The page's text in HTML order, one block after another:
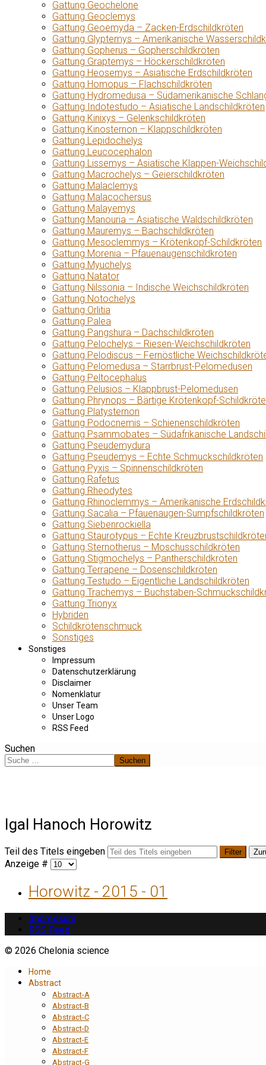
Gattung Geochelone
Gattung Geoclemys
Gattung Geoemyda – Zacken-Erdschildkröten
Gattung Glyptemys – Amerikanische
Gattung Gopherus – Gopherschildkröten
Gattung Graptemys – Höckerschildkröten
Gattung Heosemys – Asiatische Erdschildkröten
Gattung Homopus – Flachschildkröten
Gattung Hydromedusa – Südamerikanische
Gattung Indotestudo – Asiatische Landschildkröten
Gattung Kinixys – Gelenkschildkröten
Gattung Kinosternon – Klappschildkröten
Gattung Lepidochelys
Gattung Leucocephalon
Gattung Lissemys – Asiatische Klappen-
Gattung Macrochelys – Geierschildkröten
Gattung Malaclemys
Gattung Malacochersus
Gattung Malayemys
Gattung Manouria – Asiatische Waldschildkröten
Gattung Mauremys – Bachschildkröten
Gattung Mesoclemmys – Krötenkopf-Schildkröten
Gattung Morenia – Pfauenaugenschildkröten
Gattung Myuchelys
Gattung Natator
Gattung Nilssonia – Indische Weichschildkröten
Gattung Notochelys
Gattung Orlitia
Gattung Palea
Gattung Pangshura – Dachschildkröten
Gattung Pelochelys – Riesen-Weichschildkröten
Gattung Pelodiscus – Fernöstliche
Gattung Pelomedusa – Starrbrust-Pelomedusen
Gattung Peltocephalus
Gattung Pelusios – Klappbrust-Pelomedusen
Gattung Phrynops – Bärtige Krötenkopf-
Gattung Platysternon
Gattung Podocnemis – Schienenschildkröten
Gattung Psammobates – Südafrikanische
Gattung Pseudemydura
Gattung Pseudemys – Echte Schmuckschildkröten
Gattung Pyxis – Spinnenschildkröten
Gattung Rafetus
Gattung Rheodytes
Gattung Rhinoclemmys – Amerikanische
Gattung Sacalia – Pfauenaugen-Sumpfschildkröten
Gattung Siebenrockiella
Gattung Staurotypus – Echte
Gattung Sternotherus – Moschusschildkröten
Gattung Stigmochelys – Pantherschildkröten
Gattung Terrapene – Dosenschildkröten
Gattung Testudo – Eigentliche Landschildkröten
Gattung Trachemys – Buchstaben-
Gattung Trionyx
Hybriden
Schildkrötenschmuck
Sonstiges
Sonstiges
Impressum
Datenschutzerklärung
Disclaimer
Nomenklatur
Unser Team
Unser Logo
RSS Feed
Suchen
Suchen
Igal Hanoch Horowitz
Teil des Titels eingeben Filter
Anzeige #
Horowitz - 2015 - 01
Impressum
RSS Feed
© 2026 Chelonia science
Home
Abstract
Abstract-A
Abstract-B
Abstract-C
Abstract-D
Abstract-E
Abstract-F
Abstract-G